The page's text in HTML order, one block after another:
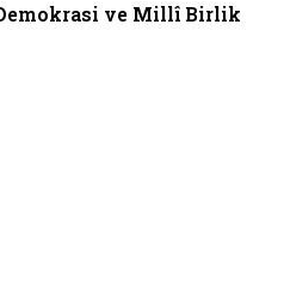
Demokrasi ve Millî Birlik